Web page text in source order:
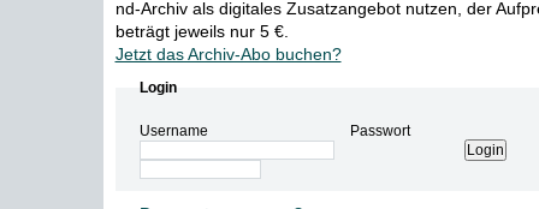
nd-Archiv als digitales Zusatzangebot nutzen, der
beträgt jeweils nur 5 €.
Jetzt das Archiv-Abo buchen?
Login
Username Passwort